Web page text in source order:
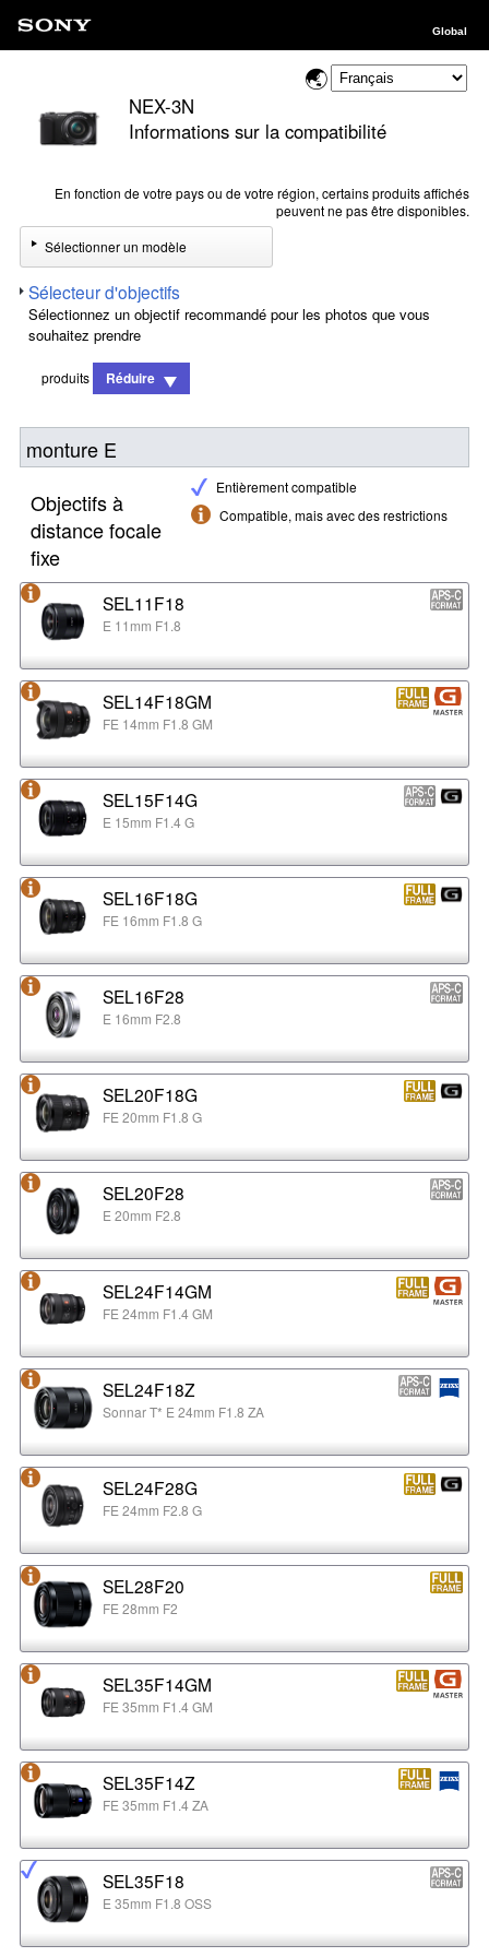
Global
NEX-3N
Informations sur la compatibilité
En fonction de votre pays ou de votre région, certains produits affichés
peuvent ne pas être disponibles.
Sélectionner un modèle
Sélecteur d'objectifs
Sélectionnez un objectif recommandé pour les photos que vous
souhaitez prendre
produits Réduire
monture E
Entièrement compatible
Compatible, mais avec des restrictions
Objectifs à
distance focale
fixe
SEL11F18
E 11mm F1.8
SEL14F18GM
FE 14mm F1.8 GM
SEL15F14G
E 15mm F1.4 G
SEL16F18G
FE 16mm F1.8 G
SEL16F28
E 16mm F2.8
SEL20F18G
FE 20mm F1.8 G
SEL20F28
E 20mm F2.8
SEL24F14GM
FE 24mm F1.4 GM
SEL24F18Z
Sonnar T* E 24mm F1.8 ZA
SEL24F28G
FE 24mm F2.8 G
SEL28F20
FE 28mm F2
SEL35F14GM
FE 35mm F1.4 GM
SEL35F14Z
FE 35mm F1.4 ZA
SEL35F18
E 35mm F1.8 OSS